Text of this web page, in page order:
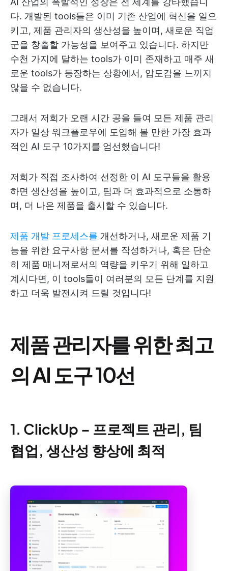
다. 개발된 tools들은 이미 기존 산업에 혁신을 일으
키고, 제품 관리자의 생산성을 높이며, 새로운 직업
군을 창출할 가능성을 보여주고 있습니다. 하지만
수천 가지에 달하는 tools가 이미 존재하고 매주 새
로운 tools가 등장하는 상황에서, 압도감을 느끼지
않을 수 없습니다.
그래서 저희가 오랜 시간 공을 들여 모든 제품 관리
자가 일상 워크플로우에 도입해 볼 만한 가장 효과
적인 AI 도구 10가지를 엄선했습니다!
저희가 직접 조사하여 선정한 이 AI 도구들을 활용
하면 생산성을 높이고, 팀과 더 효과적으로 소통하
며, 더 나은 제품을 출시할 수 있습니다.
제품 개발 프로세스를 개선하거나, 새로운 제품 기
능을 위한 요구사항 문서를 작성하거나, 혹은 단순
히 제품 매니저로서의 역량을 키우기 위해 일하고
계시다면, 이 tools들이 여러분의 모든 단계를 지원
하고 더욱 발전시켜 드릴 것입니다!
제품 관리자를 위한 최고
의 AI 도구 10선
1. ClickUp – 프로젝트 관리, 팀
협업, 생산성 향상에 최적